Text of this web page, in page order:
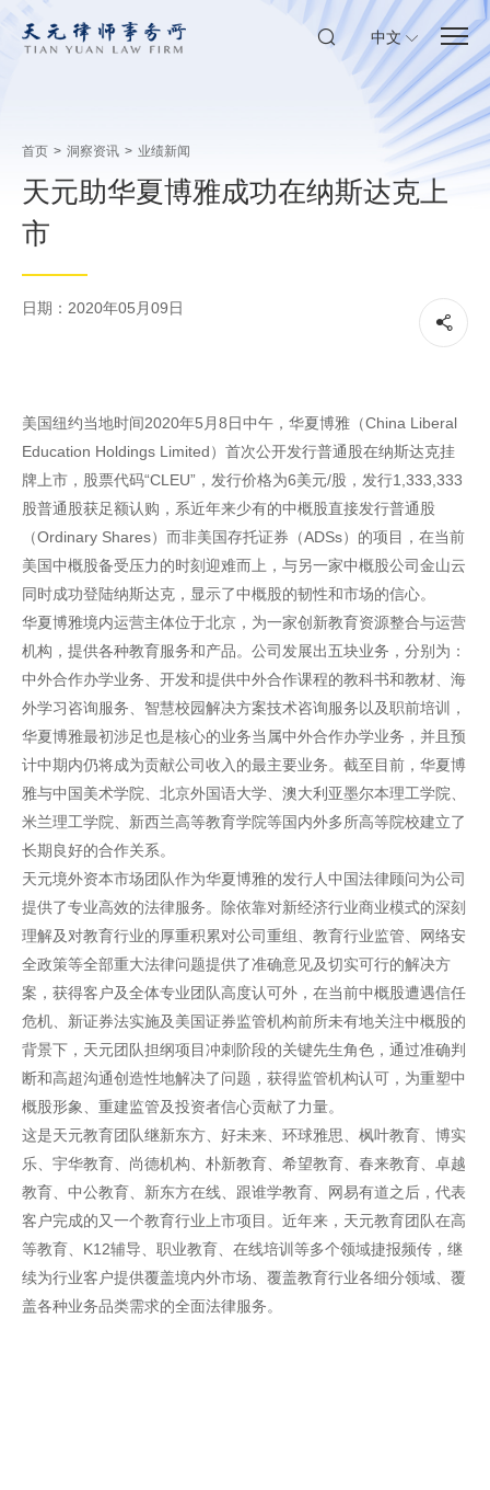
中文
首页 > 洞察资讯 > 业绩新闻
天元助华夏博雅成功在纳斯达克上
市
日期：2020年05月09日
美国纽约当地时间2020年5月8日中午，华夏博雅（China Liberal
Education Holdings Limited）首次公开发行普通股在纳斯达克挂
牌上市，股票代码“CLEU”，发行价格为6美元/股，发行1,333,333
股普通股获足额认购，系近年来少有的中概股直接发行普通股
（Ordinary Shares）而非美国存托证券（ADSs）的项目，在当前
美国中概股备受压力的时刻迎难而上，与另一家中概股公司金山云
同时成功登陆纳斯达克，显示了中概股的韧性和市场的信心。
华夏博雅境内运营主体位于北京，为一家创新教育资源整合与运营
机构，提供各种教育服务和产品。公司发展出五块业务，分别为：
中外合作办学业务、开发和提供中外合作课程的教科书和教材、海
外学习咨询服务、智慧校园解决方案技术咨询服务以及职前培训，
华夏博雅最初涉足也是核心的业务当属中外合作办学业务，并且预
计中期内仍将成为贡献公司收入的最主要业务。截至目前，华夏博
雅与中国美术学院、北京外国语大学、澳大利亚墨尔本理工学院、
米兰理工学院、新西兰高等教育学院等国内外多所高等院校建立了
长期良好的合作关系。
天元境外资本市场团队作为华夏博雅的发行人中国法律顾问为公司
提供了专业高效的法律服务。除依靠对新经济行业商业模式的深刻
理解及对教育行业的厚重积累对公司重组、教育行业监管、网络安
全政策等全部重大法律问题提供了准确意见及切实可行的解决方
案，获得客户及全体专业团队高度认可外，在当前中概股遭遇信任
危机、新证券法实施及美国证券监管机构前所未有地关注中概股的
背景下，天元团队担纲项目冲刺阶段的关键先生角色，通过准确判
断和高超沟通创造性地解决了问题，获得监管机构认可，为重塑中
概股形象、重建监管及投资者信心贡献了力量。
这是天元教育团队继新东方、好未来、环球雅思、枫叶教育、博实
乐、宇华教育、尚德机构、朴新教育、希望教育、春来教育、卓越
教育、中公教育、新东方在线、跟谁学教育、网易有道之后，代表
客户完成的又一个教育行业上市项目。近年来，天元教育团队在高
等教育、K12辅导、职业教育、在线培训等多个领域捷报频传，继
续为行业客户提供覆盖境内外市场、覆盖教育行业各细分领域、覆
盖各种业务品类需求的全面法律服务。